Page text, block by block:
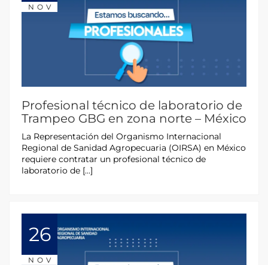
NOV
Profesional técnico de laboratorio de
Trampeo GBG en zona norte – México
La Representación del Organismo Internacional
Regional de Sanidad Agropecuaria (OIRSA) en México
requiere contratar un profesional técnico de
laboratorio de […]
26
NOV